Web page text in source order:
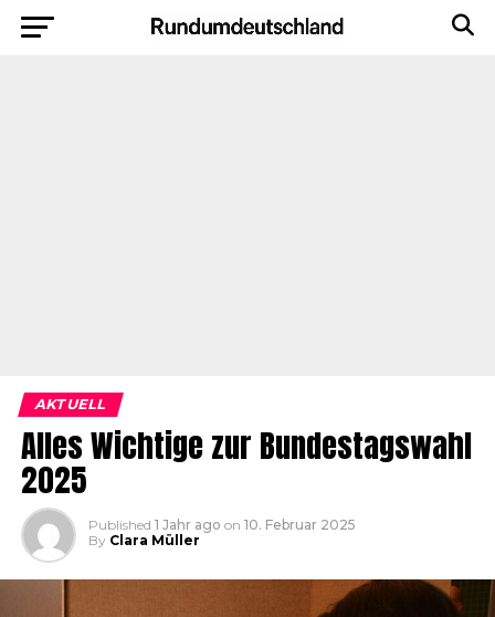
AKTUELL
Alles Wichtige zur Bundestagswahl
2025
Published 1 Jahr ago on 10. Februar 2025
By Clara Müller